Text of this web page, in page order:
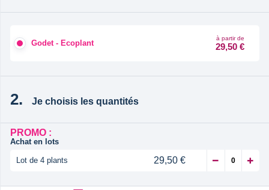
Godet - Ecoplant
à partir de
29,50 €
Je choisis les quantités
PROMO :
Achat en lots
Lot de 4 plants 29,50 €